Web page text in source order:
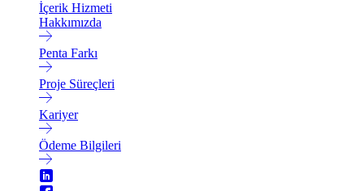
İçerik Hizmeti
Hakkımızda
Penta Farkı
Proje Süreçleri
Kariyer
Ödeme Bilgileri